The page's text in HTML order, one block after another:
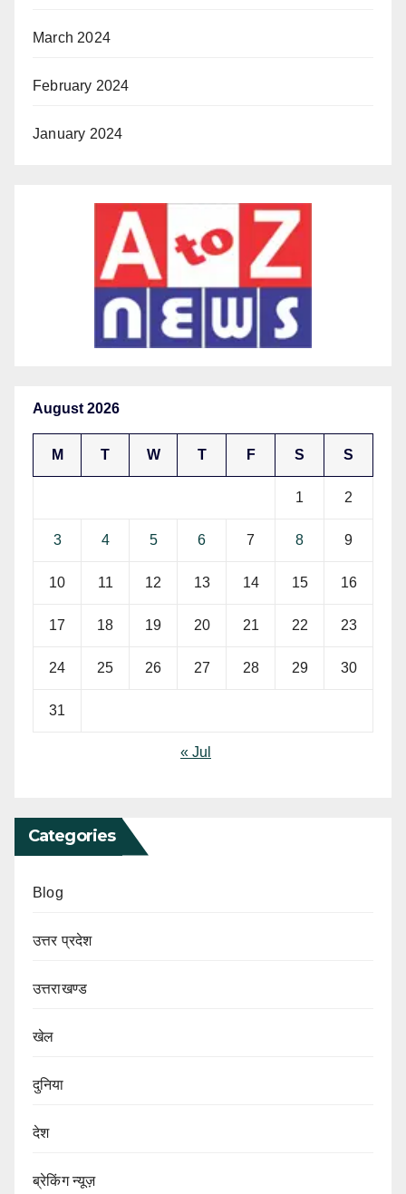
March 2024
February 2024
January 2024
August 2026
M T W T F S S
1 2
3 4 5 6 7 8 9
10 11 12 13 14 15 16
17 18 19 20 21 22 23
24 25 26 27 28 29 30
31
« Jul
Categories
Blog
उत्तर प्रदेश
उत्तराखण्ड
खेल
दुनिया
देश
ब्रेकिंग न्यूज़